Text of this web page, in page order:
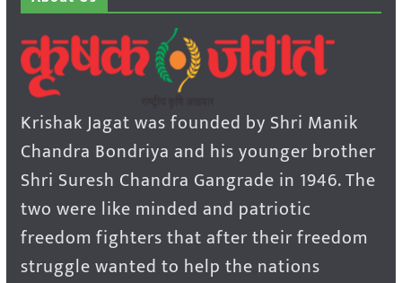
Krishak Jagat was founded by Shri Manik
Chandra Bondriya and his younger brother
Shri Suresh Chandra Gangrade in 1946. The
two were like minded and patriotic
freedom fighters that after their freedom
struggle wanted to help the nations